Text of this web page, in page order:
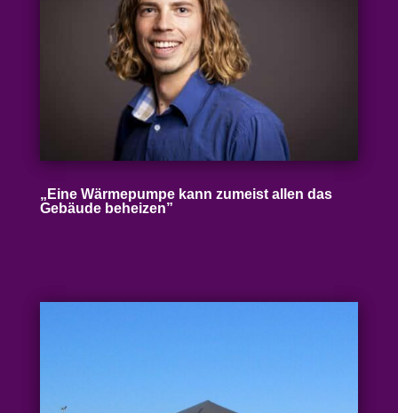
„ Eine Wärme­pumpe kann zumeist allen das
Gebäude beheizen”